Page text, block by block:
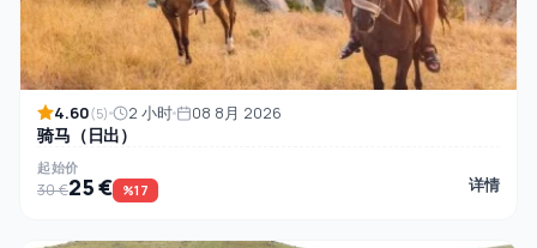
4.60(5) 2 小时 08 8月 2026
骑马（日出）
起始价
30 €25 € %17 详情